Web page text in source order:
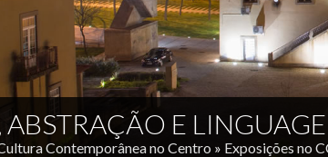
E
Contemporânea no Centro » Exposições no